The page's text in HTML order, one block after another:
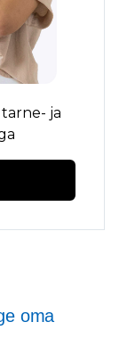
ja
oma